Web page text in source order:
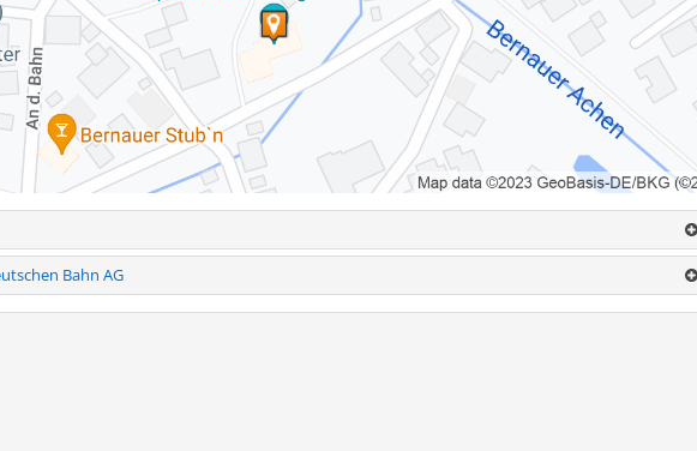
erforderlich unter Tel.: 0160-94189903
(24h vorher) und Nichterscheinen, wird eine Ausfallrechnung gestellt.
Bahn AG